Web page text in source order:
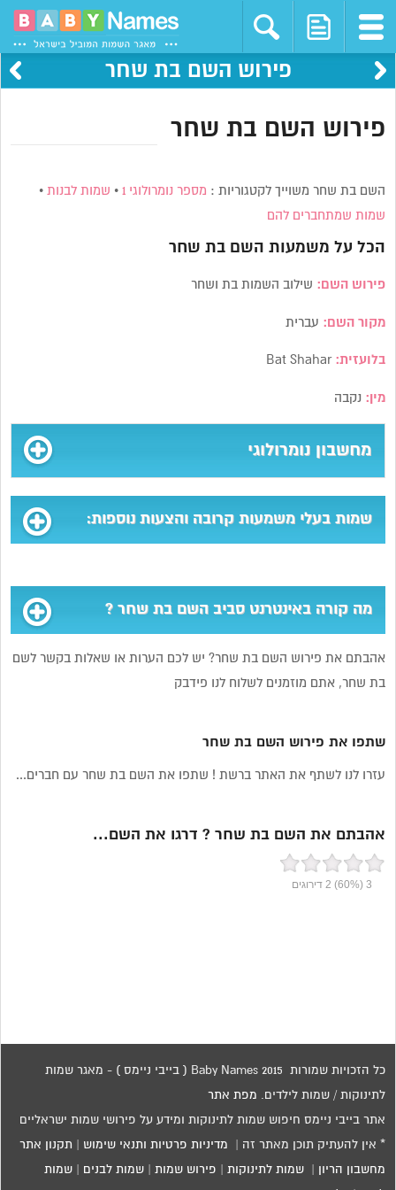
פירוש השם בת שחר
פירוש השם בת שחר
השם בת שחר משוייך לקטגוריות : מספר נומרולוגי 1 • שמות לבנות •
שמות שמתחברים להם
הכל על משמעות השםבת שחר
פירוש השם: שילוב השמות בת ושחר
מקור השם: עברית
בלועזית: Bat Shahar
מין: נקבה
מחשבון נומרולוגי
שמות בעלי משמעות קרובה והצעות נוספות:
מה קורה באינטרנט סביב השם בת שחר ?
אהבתם את פירוש השם בת שחר? יש לכם הערות או שאלות בקשר לשם
בת שחר, אתם מוזמנים לשלוח לנו פידבק
שתפו את פירוש השם בת שחר
עזרו לנו לשתף את האתר ברשת ! שתפו את השם בת שחר עם חברים...
אהבתם את השם בת שחר ? דרגו את השם...
3
(60%)
2 דירוגים
כל הזכויות שמורות 2015 Baby Names ( בייבי ניימס ) - מאגר שמות
לתינוקות / שמות לילדים. מפת אתר
אתר בייבי ניימס חיפוש שמות לתינוקות ומידע על פירושי שמות ישראליים
* אין להעתיק תוכן מאתר זה | מדיניות פרטיות ותנאי שימוש תקנון אתר
מחשבון הריון |שמות לתינוקות פירוש שמות |שמות לבנים |שמות